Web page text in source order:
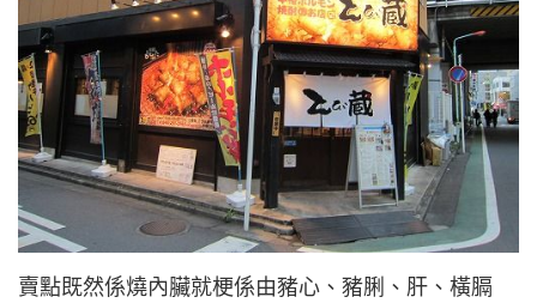
賣點既然係燒內臟就梗係由豬心、豬脷、肝、橫膈